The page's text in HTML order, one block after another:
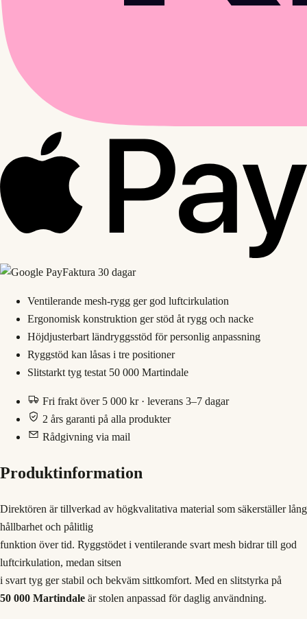
Faktura 30 dagar
Ventilerande mesh-rygg ger god luftcirkulation
Ergonomisk konstruktion ger stöd åt rygg och nacke
Höjdjusterbart ländryggsstöd för personlig anpassning
Ryggstöd kan låsas i tre positioner
Slitstarkt tyg testat 50 000 Martindale
Fri frakt över 5 000 kr · leverans 3–7 dagar
2 års garanti på alla produkter
Rådgivning via mail
Produktinformation
Direktören är tillverkad av högkvalitativa material som säkerställer lång
hållbarhet och pålitlig
funktion över tid. Ryggstödet i ventilerande svart mesh bidrar till god
luftcirkulation, medan sitsen
i svart tyg ger stabil och bekväm sittkomfort. Med en slitstyrka på
50 000 Martindale är stolen anpassad för daglig användning.